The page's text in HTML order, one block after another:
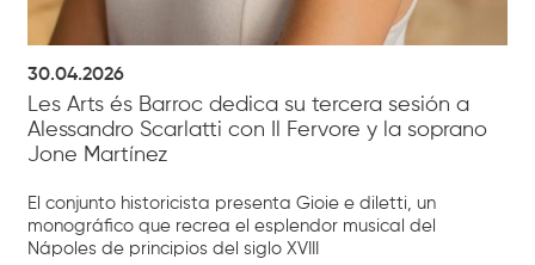
30.04.2026
Les Arts és Barroc dedica su tercera sesión a
Alessandro Scarlatti con Il Fervore y la soprano
Jone Martínez
El conjunto historicista presenta Gioie e diletti, un
monográfico que recrea el esplendor musical del
Nápoles de principios del siglo XVIII